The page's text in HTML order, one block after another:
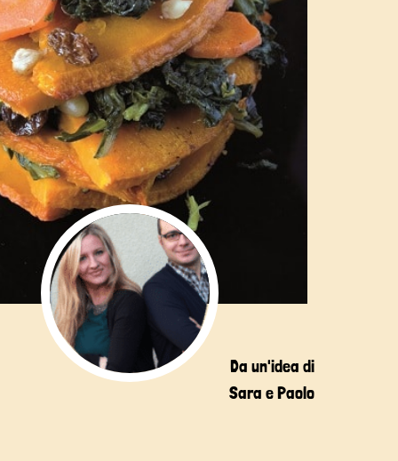
Da un'idea di
Sara e Paolo